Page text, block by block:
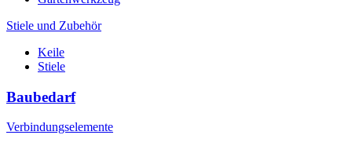
Stiele und Zubehör
Keile
Stiele
Baubedarf
Verbindungselemente